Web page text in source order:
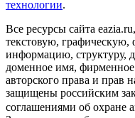
технологии.
Все ресурсы сайта
текстовую,
информацию, структуру,
доменное имя,
авторского права и прав
защищены российским
соглашениями об охране